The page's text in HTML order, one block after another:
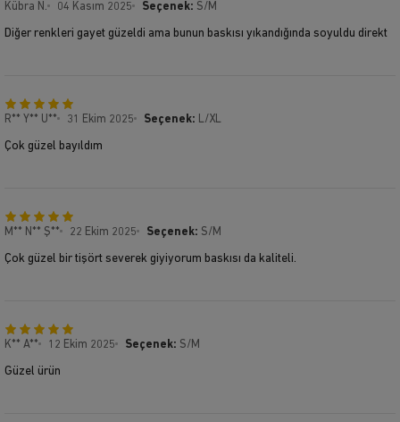
Kübra N. 04 Kasım 2025 Seçenek: S/M
Diğer renkleri gayet güzeldi ama bunun baskısı yıkandığında soyuldu direkt
R** Y** U** 31 Ekim 2025 Seçenek: L/XL
Çok güzel bayıldım
M** N** Ş** 22 Ekim 2025 Seçenek: S/M
Çok güzel bir tişört severek giyiyorum baskısı da kaliteli.
K** A** 12 Ekim 2025 Seçenek: S/M
Güzel ürün